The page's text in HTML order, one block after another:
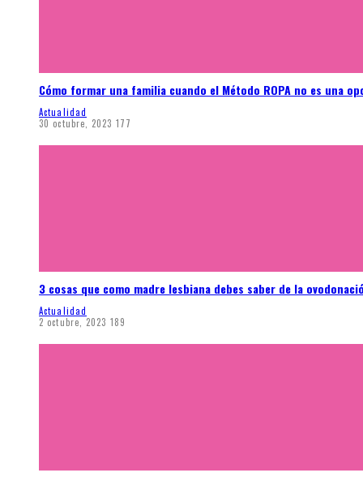
Cómo formar una familia cuando el Método ROPA no es una
Actualidad
30 octubre, 2023 177
3 cosas que como madre lesbiana debes saber de la
Actualidad
2 octubre, 2023 189